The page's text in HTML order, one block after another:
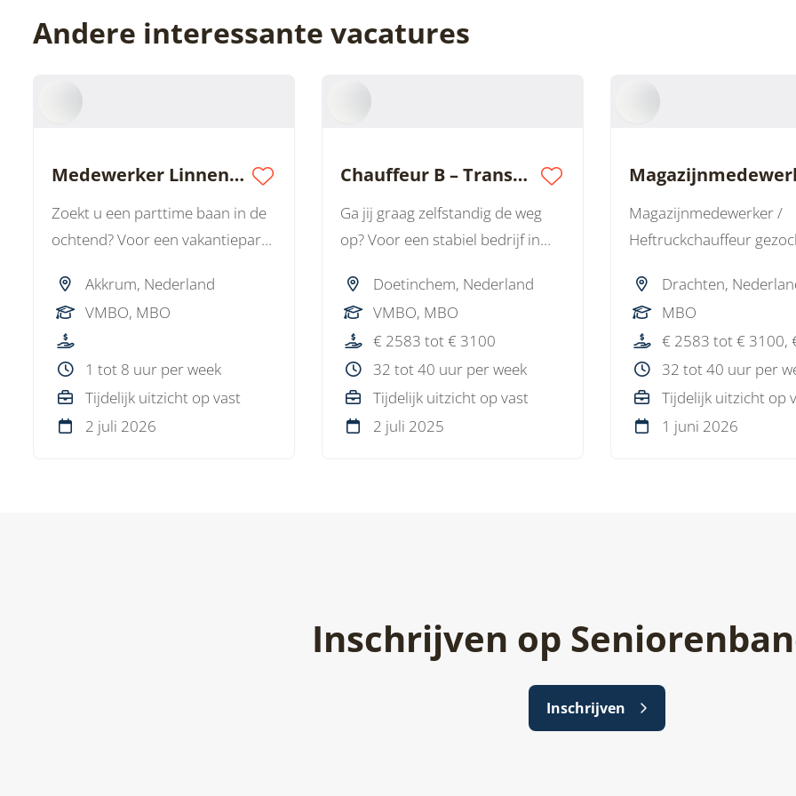
Andere interessante vacatures
Medewerker Linnenservice (Rijbewijs B)
Zoekt u een parttime baan in de
ochtend? Voor een vakantiepark
een Medewerker Linnenservice.
U werkt zelfstandig, bent lekker
onderweg en zorgt voor het
ophalen en bezorgen van
linnengoed.
Akkrum, Nederland
VMBO, MBO
1 tot 8 uur per week
Tijdelijk uitzicht op vast
2 juli 2026
Chauffeur B – Transport van PVC-buizen
Ga jij graag zelfstandig de weg
op? Voor een stabiel bedrijf in
Chauffeur B voor het vervoeren
van Pvc-buizen. Een afwisselende
baan met vaste uren, veel
vrijheid en uitzicht op een vast
dienstverband.
Doetinchem, Nederland
VMBO, MBO
€ 2583 tot € 3100
32 tot 40 uur per week
Tijdelijk uitzicht op vast
2 juli 2025
Magazijnmedewerker /
Heftruckchauffeur
technisch magazijn met
houd je van aanpakken?
dit jouw baan.
goed salaris en kans op
werk.
Drachten,
MBO
32 tot 40 uur per
Tijdelijk uitzicht op
1 juni 2026
Inschrijven op
Inschrijven